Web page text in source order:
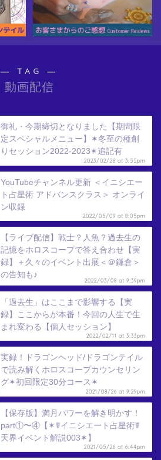
― TAG ―
動画配信
御礼・今期締切となりました【期間限
定スペシャルメニュー】✶冬至の種創
りセッション2022-2023✶追記有
2023/02/28 at 3:55pm
YouTubeチャンネル更新 ＜イニシエー
ト占星術 アドバンスクラス＞ オンライ
ン収録
2022/05/09 at 8:05pm
【ライブ配信】戦士？人魚？過去生の
記憶をホロスコープで答え合わせ【実
録】＋久々のイベント出展＜＠鎌倉＞
の告知も♪
2022/03/08 at 9:39pm
「過去生」はここまで影響する【実
録】ここからが本番！今回の人生で生
まれ変わる【個人セッション】
2022/02/11 at 3:33pm
実録！ドラゴンヘッド/ドラゴンテイル
で読み解くホロスコープカウンセリン
グ✶初回限定30分コース✶
2021/08/26 at 9:29pm
【保存版】満月パワーを解き明かす！
part①〜④【✶☤イニシエート占星術☤
天界イベント解説003✶】
2021/05/26 at 6:44pm